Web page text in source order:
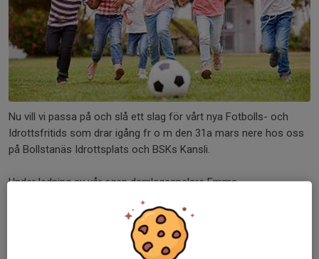
Nu vill vi passa på och slå ett slag för vårt nya Fotbolls- och
Idrottsfritids som drar igång fr o m den 31a mars nere hos oss
på Bollstanäs Idrottsplats och BSKs Kansli.
Under ledning av vår egen damlagsspelare Emma...
Nya träningstider från och med 3/11